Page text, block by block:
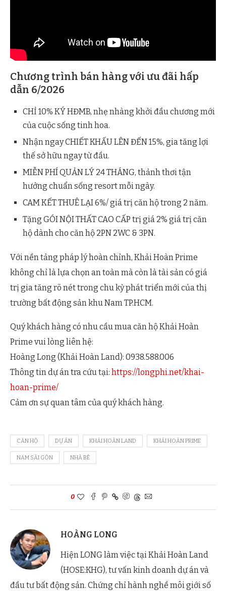
Chương trình bán hàng với ưu đãi hấp
dẫn 6/2026
CHỈ 10% KÝ HĐMB, nhẹ nhàng khởi đầu chương mới
của cuộc sống tinh hoa.
Nhận ngay CHIẾT KHẤU LÊN ĐẾN 15%, gia tăng lợi
thế sở hữu ngay từ đầu.
MIỄN PHÍ QUẢN LÝ 24 THÁNG, thảnh thơi tận
hưởng chuẩn sống resort mỗi ngày.
CAM KẾT THUÊ LẠI 6%/ giá trị căn hộ trong 2 năm.
Tặng GÓI NỘI THẤT CAO CẤP trị giá 2% giá trị căn
hộ dành cho căn hộ 2PN 2WC & 3PN.
Với nền tảng pháp lý hoàn chỉnh, Khải Hoàn Prime
không chỉ là lựa chọn an toàn mà còn là tài sản có giá
trị gia tăng rõ nét trong chu kỳ phát triển mới của thị
trường bất động sản khu Nam TP.HCM.
Quý khách hàng có nhu cầu mua căn hộ Khải Hoàn
Prime vui lòng liên hệ:
Hoàng Long (Khải Hoàn Land): 0938.588.006
Thông tin dự án tra cứu tại: https://longphi.net/khai-
hoan-prime/
Cảm ơn sự quan tâm của quý khách hàng.
CĂN HỘ DỰ ÁN KHẢI HOÀN LAND KHẢI HOÀN PRIME
NAM SÀI GÒN NHÀ BÈ
0
HOÀNG LONG
Hiện LONG làm việc tại Khải Hoàn Land
(HOSE:KHG), tư vấn kinh doanh dự án và
đầu tư bất động sản. Chứng chỉ hành nghề môi giới số